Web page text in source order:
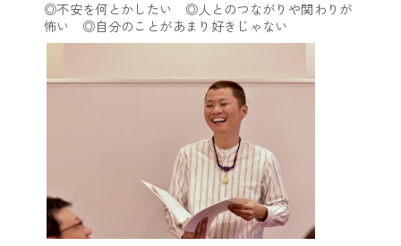
◎不安を何とかしたい ◎人とのつながりや関わりが
怖い ◎自分のことがあまり好きじゃない